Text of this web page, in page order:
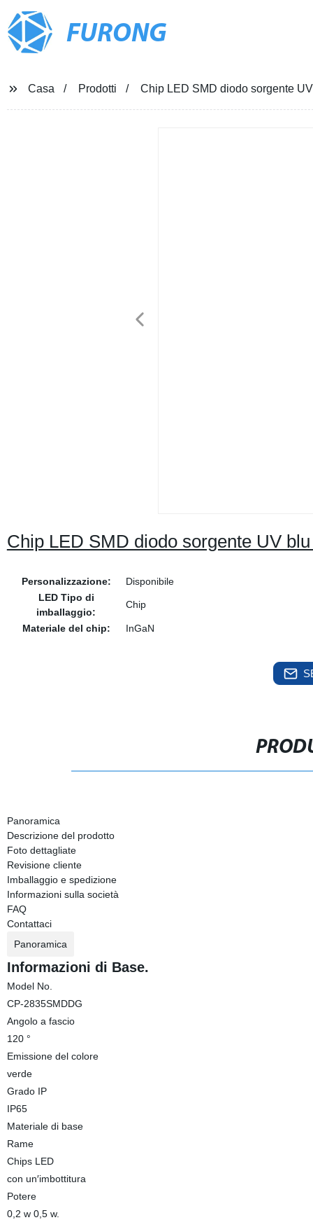
FURONG
Casa Prodotti Chip LED SMD diodo sorgente
Chip LED SMD diodo sorgente UV
Personalizzazione:
Disponibile
LED Tipo di
imballaggio:
Chip
Materiale del chip: InGaN
Panoramica
Descrizione del prodotto
Foto dettagliate
Revisione cliente
Imballaggio e spedizione
Informazioni sulla società
FAQ
Contattaci
Panoramica
Informazioni di Base.
Model No.
CP-2835SMDDG
Angolo a fascio
120 °
Emissione del colore
verde
Grado IP
IP65
Materiale di base
Rame
Chips LED
con un′imbottitura
Potere
0,2 w 0,5 w.